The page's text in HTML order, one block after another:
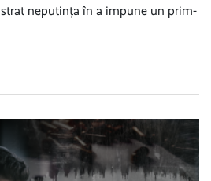
neputința în a impune un prim-